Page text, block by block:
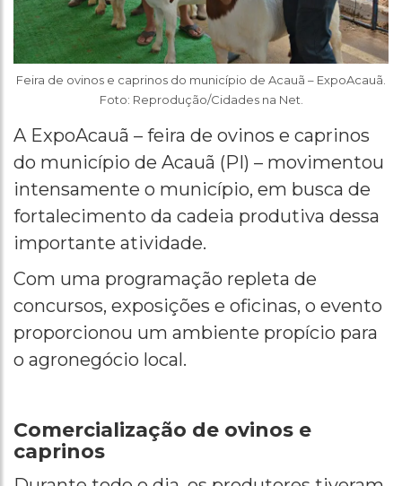
Feira de ovinos e caprinos do município de Acauã – ExpoAcauã.
Foto: Reprodução/Cidades na Net.
A ExpoAcauã – feira de ovinos e caprinos
do município de Acauã (PI) – movimentou
intensamente o município, em busca de
fortalecimento da cadeia produtiva dessa
importante atividade.
Com uma programação repleta de
concursos, exposições e oficinas, o evento
proporcionou um ambiente propício para
o agronegócio local.
Comercialização de ovinos e
caprinos